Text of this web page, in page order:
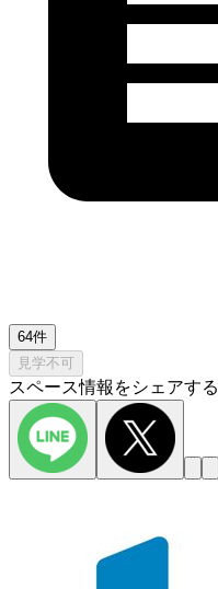
64件
見学不可
スペース情報をシェアする